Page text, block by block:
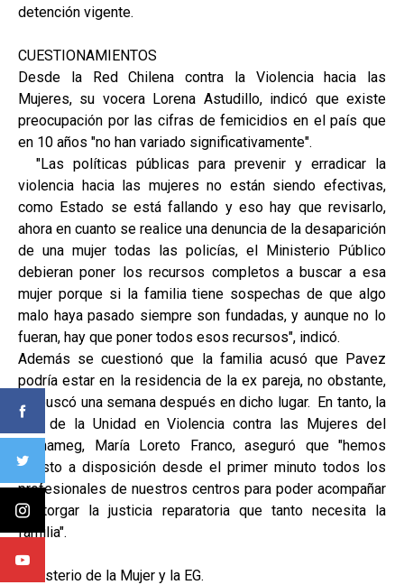
detención vigente.
CUESTIONAMIENTOS
Desde la Red Chilena contra la Violencia hacia las
Mujeres, su vocera Lorena Astudillo, indicó que existe
preocupación por las cifras de femicidios en el país que
en 10 años "no han variado significativamente".
"Las políticas públicas para prevenir y erradicar la
violencia hacia las mujeres no están siendo efectivas,
como Estado se está fallando y eso hay que revisarlo,
ahora en cuanto se realice una denuncia de la desaparición
de una mujer todas las policías, el Ministerio Público
debieran poner los recursos completos a buscar a esa
mujer porque si la familia tiene sospechas de que algo
malo haya pasado siempre son fundadas, y aunque no lo
fueran, hay que poner todos esos recursos", indicó.
Además se cuestionó que la familia acusó que Pavez
podría estar en la residencia de la ex pareja, no obstante,
se buscó una semana después en dicho lugar. En tanto, la
jefa de la Unidad en Violencia contra las Mujeres del
Sernameg, María Loreto Franco, aseguró que "hemos
puesto a disposición desde el primer minuto todos los
profesionales de nuestros centros para poder acompañar
y otorgar la justicia reparatoria que tanto necesita la
familia".
Ministerio de la Mujer y la EG.